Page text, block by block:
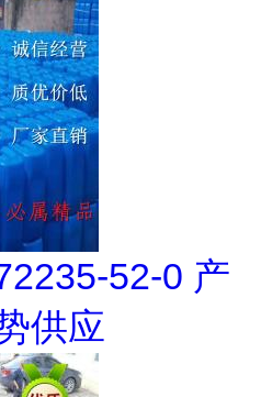
52-0 产
供应